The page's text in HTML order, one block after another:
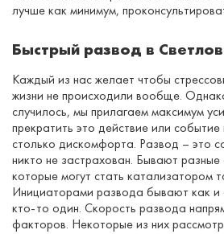
лучше как минимум,
Быстрый развод в
Каждый из нас желает чтобы
жизни не происходили вообще.
случилось, мы прилагаем максимум
прекратить это действие или
столько дискомфорта. Развод – это
никто не застрахован. Бывают разные
которые могут стать катализатором
Инициаторами развода бывают как и
кто-то один. Скорость развода
факторов. Некоторые из них